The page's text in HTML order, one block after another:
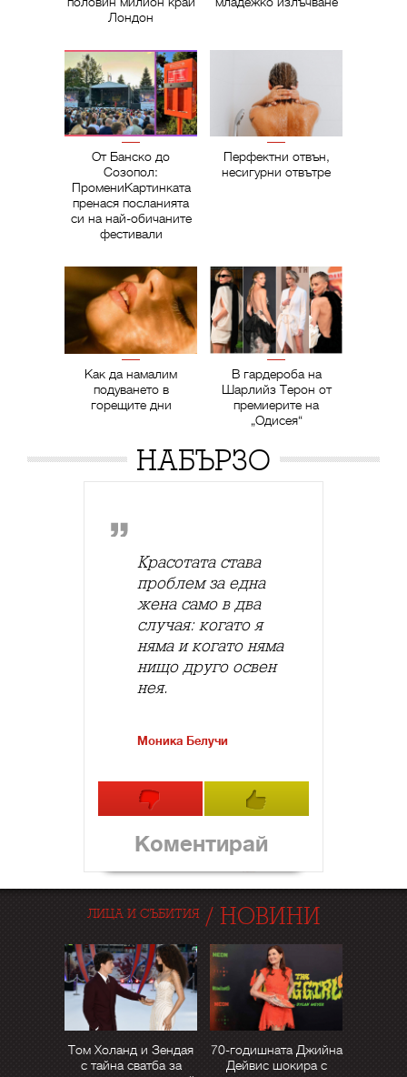
Лондон
От Банско до
Созопол:
ПромениКартинката
пренася посланията
си на най-обичаните
фестивали
Перфектни отвън,
несигурни отвътре
Как да намалим
подуването в
горещите дни
В гардероба на
Шарлийз Терон от
премиерите на
„Одисея“
НАБЪРЗО
Красотата става
проблем за една
жена само в два
случая: когато я
няма и когато няма
нищо друго освен
нея.
Моника Белучи
Коментирай
ЛИЦА И СЪБИТИЯ/ НОВИНИ
Том Холанд и Зендая
с тайна сватба за
70-годишната Джийна
Дейвис шокира с